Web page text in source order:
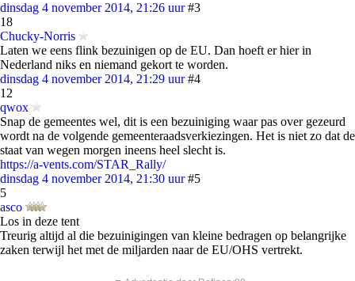
dinsdag 4 november 2014, 21:26 uur #3
18
Chucky-Norris
Laten we eens flink bezuinigen op de EU. Dan hoeft er hier in
Nederland niks en niemand gekort te worden.
dinsdag 4 november 2014, 21:29 uur #4
12
qwox
Snap de gemeentes wel, dit is een bezuiniging waar pas over gezeurd
wordt na de volgende gemeenteraadsverkiezingen. Het is niet zo dat de
staat van wegen morgen ineens heel slecht is.
https://a-vents.com/STAR_Rally/
dinsdag 4 november 2014, 21:30 uur #5
5
asco
Los in deze tent
Treurig altijd al die bezuinigingen van kleine bedragen op belangrijke
zaken terwijl het met de miljarden naar de EU/OHS vertrekt.